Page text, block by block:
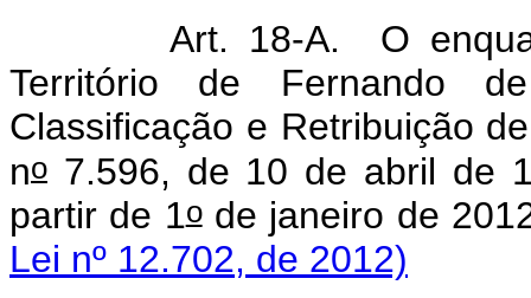
Art. 18-A. O
Território de Fernando
Classificação e Retribuição
no 7.596, de 10 de abril de
partir de 1ode janeiro
Lei nº 12.702, de 2012)